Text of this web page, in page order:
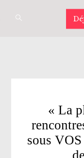
« La
sous